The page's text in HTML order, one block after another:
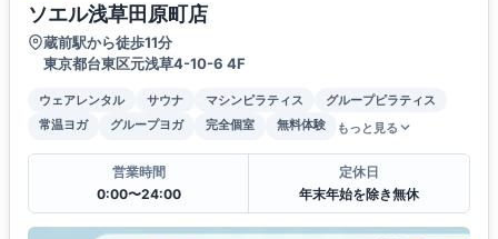
ソエル浅草田原町店
蔵前駅から徒歩11分
東京都台東区元浅草4-10-6 4F
ウェアレンタル サウナ マシンピラティス
グループピラティス
常温ヨガ
グループヨガ 完全個室 無料体験 もっと見る
営業時間
0:00〜24:00
定休日
年末年始を除き無休